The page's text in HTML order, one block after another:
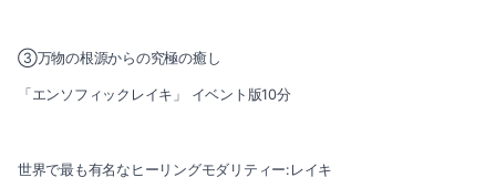
③万物の根源からの究極の癒し
「エンソフィックレイキ」 イベント版10分
世界で最も有名なヒーリングモダリティー:レイキ